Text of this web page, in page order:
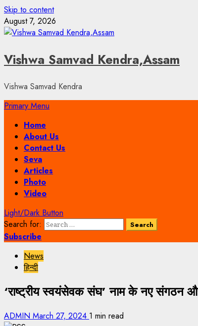
Skip to content
August 7, 2026
Vishwa Samvad Kendra,Assam
Vishwa Samvad Kendra
Primary Menu
Home
About Us
Contact Us
Seva
Articles
Photo
Video
Light/Dark Button
Search for:
Subscribe
News
हिन्दी
‘राष्ट्रीय स्वयंसेवक संघ’ नाम के नए संगठन
ADMIN March 27, 2024 1 min read